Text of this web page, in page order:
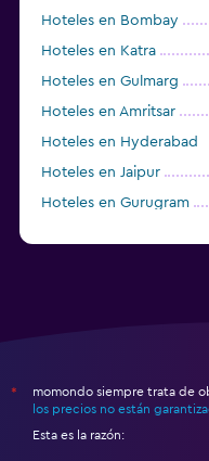
Hoteles en Bombay
Hoteles en Katra
Hoteles en Gulmarg
Hoteles en Amritsar
Hoteles en Hyderabad
Hoteles en Jaipur
Hoteles en Gurugram
*
momondo siempre trata de
los precios no están
Esta es la razón: